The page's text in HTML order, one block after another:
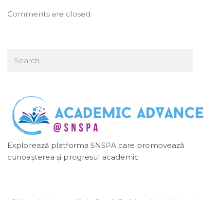
Comments are closed.
Explorează platforma SNSPA care promovează
cunoașterea și progresul academic